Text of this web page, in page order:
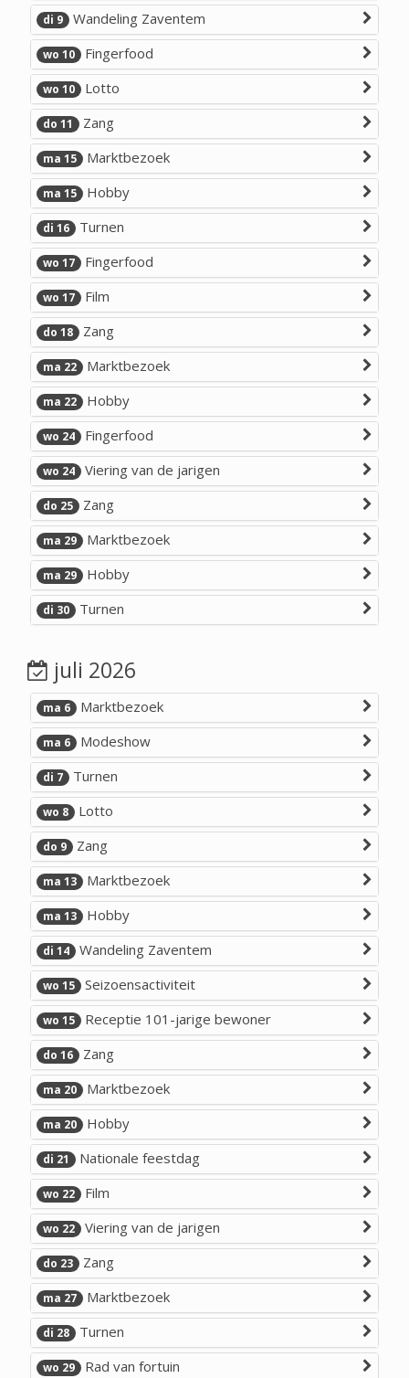
di 9 Wandeling Zaventem
wo 10 Fingerfood
wo 10 Lotto
do 11 Zang
ma 15 Marktbezoek
ma 15 Hobby
di 16 Turnen
wo 17 Fingerfood
wo 17 Film
do 18 Zang
ma 22 Marktbezoek
ma 22 Hobby
wo 24 Fingerfood
wo 24 Viering van de jarigen
do 25 Zang
ma 29 Marktbezoek
ma 29 Hobby
di 30 Turnen
juli 2026
ma 6 Marktbezoek
ma 6 Modeshow
di 7 Turnen
wo 8 Lotto
do 9 Zang
ma 13 Marktbezoek
ma 13 Hobby
di 14 Wandeling Zaventem
wo 15 Seizoensactiviteit
wo 15 Receptie 101-jarige bewoner
do 16 Zang
ma 20 Marktbezoek
ma 20 Hobby
di 21 Nationale feestdag
wo 22 Film
wo 22 Viering van de jarigen
do 23 Zang
ma 27 Marktbezoek
di 28 Turnen
wo 29 Rad van fortuin